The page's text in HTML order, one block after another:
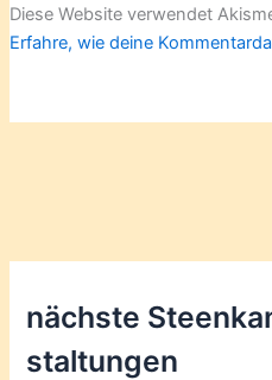
Diese Website verwendet
Erfahre, wie deine
nächste
staltungen